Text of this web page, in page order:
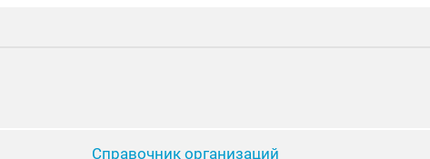
Справочник организаций